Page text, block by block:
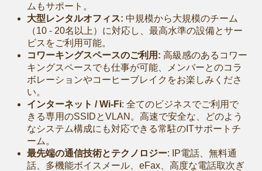
ムもサポート。
大型レンタルオフィス: 中規模から大規模のチーム
（10 - 20名以上）に対応し、最高水準の設備とサー
ビスをご利用可能。
コワーキングスペースのご利用: 高級感のあるコワー
キングスペースでも仕事が可能、メンバーとのコラ
ボレーションやコーヒーブレイクをお楽しみくださ
い。
インターネット / Wi-Fi: 全てのビジネスでご利用で
きる専用のSSIDとVLAN。高速で安全な、どのよう
なシステム構成にも対応できる常駐のITサポートチ
ーム。
最先端の通信技術とテクノロジー: IP電話、無料通
話、多機能ボイスメール、eFax、高度な電話取次ぎ